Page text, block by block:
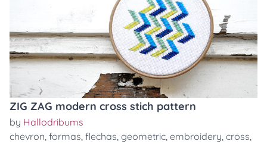
ZIG ZAG modern cross stich pattern
by Hallodribums
chevron, formas, flechas, geometric, embroidery, cross,